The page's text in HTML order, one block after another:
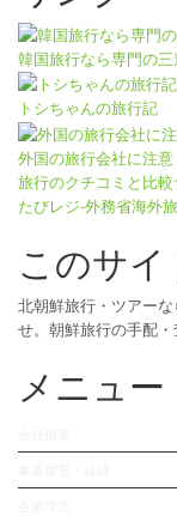
韓国旅行なら専門の
トシちゃんの旅行記
外国の旅行会社に注意
旅行のクチコミと比
たびレジ-外務省海外
このサ
北朝鮮旅行・ツアー
せ。朝鮮旅行の手配・
メニュー